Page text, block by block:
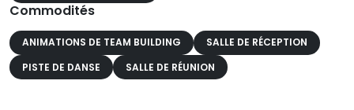
Commodités
ANIMATIONS DE TEAM BUILDING
SALLE DE RÉCEPTION
PISTE DE DANSE
SALLE DE RÉUNION